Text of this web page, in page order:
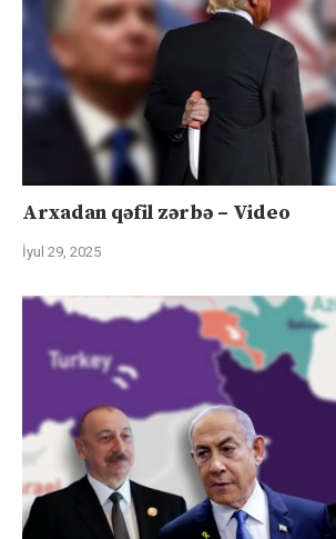
Arxadan qəfil zərbə – Video
İyul 29, 2025